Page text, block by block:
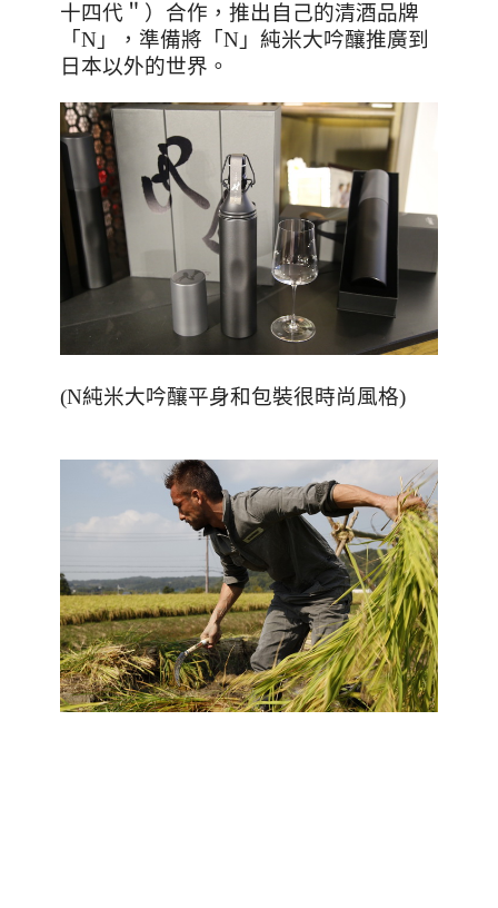
十四代＂）合作，推出自己的清酒品牌
「 N 」，準備將「 N 」純米大吟釀推廣到
日本以外的世界。
(N純米大吟釀平身和包裝很時尚風格)